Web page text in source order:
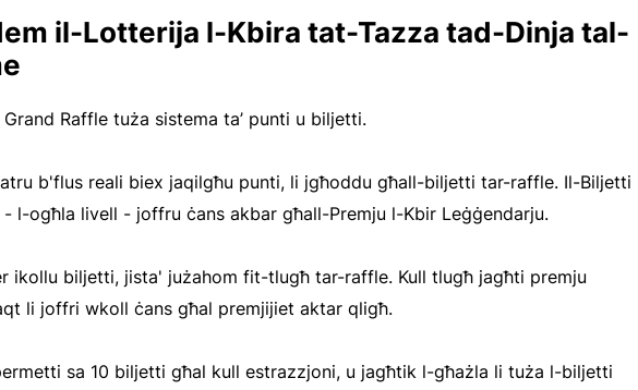
il-Lotterija l-Kbira tat-Tazza tad-Dinja tal-
Raffle tuża sistema ta’ punti u biljetti.
b'flus reali biex jaqilgħu punti, li jgħoddu għall-biljetti tar-raffle. Il-Biljetti
l-ogħla livell - joffru ċans akbar għall-Premju l-Kbir Leġġendarju.
ikollu biljetti, jista' jużahom fit-tlugħ tar-raffle. Kull tlugħ jagħti premju
li joffri wkoll ċans għal premjijiet aktar qligħ.
sa 10 biljetti għal kull estrazzjoni, u jagħtik l-għażla li tuża l-biljetti